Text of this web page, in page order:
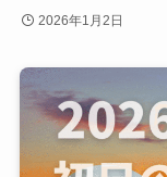
2026年1月2日